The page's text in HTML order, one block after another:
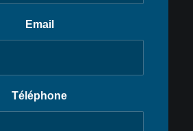
Email
Téléphone